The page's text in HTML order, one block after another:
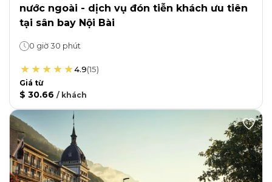
nước ngoài - dịch vụ đón tiễn khách ưu tiên
tại sân bay Nội Bài
0 giờ 30 phút
4.9(15)
Giá từ
$ 30.66 / khách